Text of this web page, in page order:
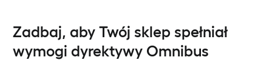
Zadbaj, aby Twój sklep spełniał
wymogi dyrektywy Omnibus